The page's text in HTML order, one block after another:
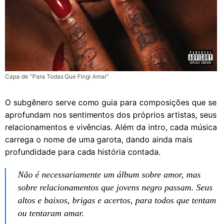
Capa de “Para Todas Que Fingi Amar”
O subgênero serve como guia para composições que se
aprofundam nos sentimentos dos próprios artistas, seus
relacionamentos e vivências. Além da intro, cada música
carrega o nome de uma garota, dando ainda mais
profundidade para cada história contada.
Não é necessariamente um álbum sobre amor, mas
sobre relacionamentos que jovens negro passam. Seus
altos e baixos, brigas e acertos, para todos que tentam
ou tentaram amar.